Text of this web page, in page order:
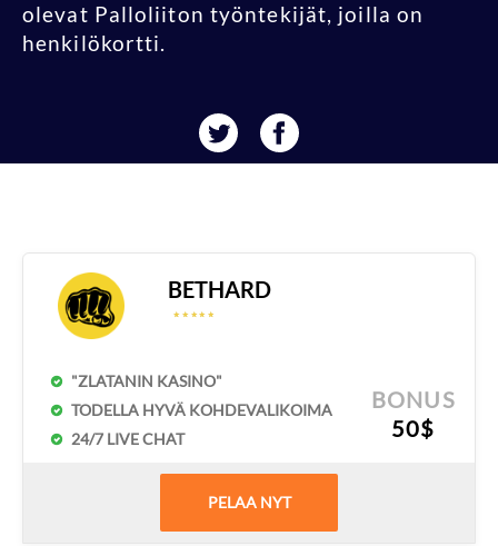
olevat Palloliiton työntekijät, joilla on
henkilökortti.
BETHARD
☆ ☆ ☆ ☆ ☆
☆ ☆ ☆ ☆ ☆
"ZLATANIN KASINO"
TODELLA HYVÄ KOHDEVALIKOIMA
24/7 LIVE CHAT
BONUS
50$
PELAA NYT